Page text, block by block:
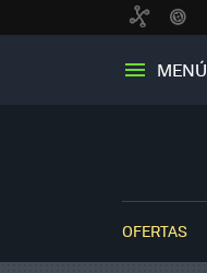
MENÚ
OFERTAS